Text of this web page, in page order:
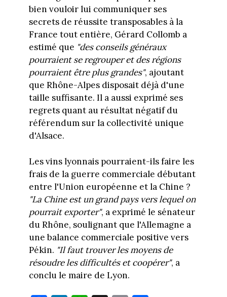
bien vouloir lui communiquer ses
secrets de réussite transposables à la
France tout entière, Gérard Collomb a
estimé que "des conseils généraux
pourraient se regrouper et des régions
pourraient être plus grandes", ajoutant
que Rhône-Alpes disposait déjà d'une
taille suffisante. Il a aussi exprimé ses
regrets quant au résultat négatif du
référendum sur la collectivité unique
d'Alsace.
Les vins lyonnais pourraient-ils faire les
frais de la guerre commerciale débutant
entre l'Union européenne et la Chine ?
"La Chine est un grand pays vers lequel on
pourrait exporter", a exprimé le sénateur
du Rhône, soulignant que l'Allemagne a
une balance commerciale positive vers
Pékin. "Il faut trouver les moyens de
résoudre les difficultés et coopérer", a
conclu le maire de Lyon.